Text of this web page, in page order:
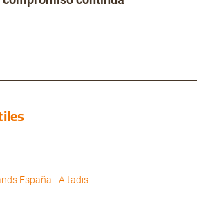
España - Altadis